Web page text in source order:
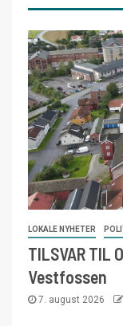
LOKALE NYHETER
TILSVAR TIL
Vestfossen
7. august 2026